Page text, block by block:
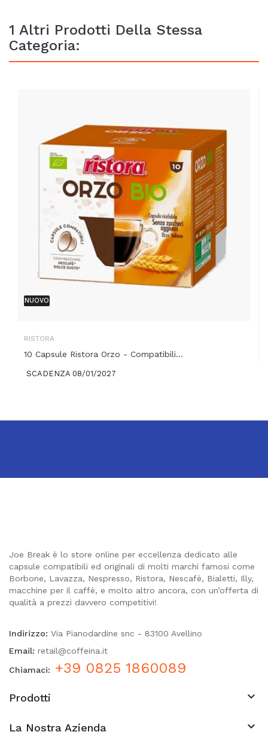
1 Altri Prodotti Della Stessa
Categoria:
NUOVO
RISTORA
10 Capsule Ristora Orzo - Compatibili...
SCADENZA 08/01/2027
Joe Break è lo store online per eccellenza dedicato alle
capsule compatibili ed originali di molti marchi famosi come
Borbone, Lavazza, Nespresso, Ristora, Nescafè, Bialetti, Illy,
macchine per il caffè, e molto altro ancora, con un’offerta di
qualità a prezzi davvero competitivi!
Indirizzo: Via Pianodardine snc - 83100 Avellino
Email: retail@coffeina.it
Chiamaci:
+39 0825 1860089
Prodotti 
La Nostra Azienda 